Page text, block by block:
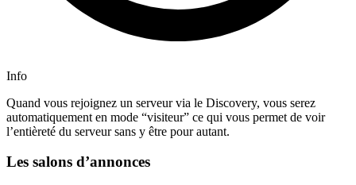
Info
Quand vous rejoignez un serveur via le Discovery, vous serez
automatiquement en mode “visiteur” ce qui vous permet de voir
l’entièreté du serveur sans y être pour autant.
Les salons d’annonces